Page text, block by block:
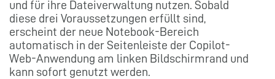
und für ihre Dateiverwaltung nutzen. Sobald
diese drei Voraussetzungen erfüllt sind,
erscheint der neue Notebook-Bereich
automatisch in der Seitenleiste der Copilot-
Web-Anwendung am linken Bildschirmrand und
kann sofort genutzt werden.